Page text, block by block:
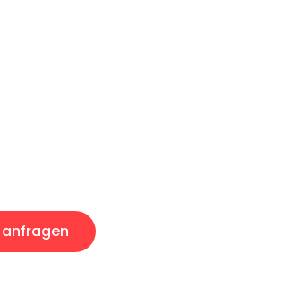
anfragen